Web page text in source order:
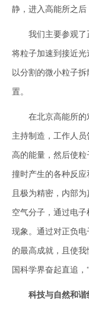
静，进入高能所之后
我们主要参观了
将粒子加速到接近
以分割的微小粒子
置。
在北京高能所的
主持制造，工作人
高的能量，然后使
撞时产生的各种反应
且极为精密，内部
空气分子，通过电
现象。通过对正负
的最高成就，且使
国科学界奋起直追
科技与自然和谐